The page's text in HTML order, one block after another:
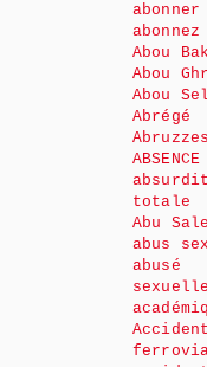
abonnez
Abou
Abou
Abou
Abrégé
Abruzzes
ABSENCE
totale
Abu
abus
abusé
Accident